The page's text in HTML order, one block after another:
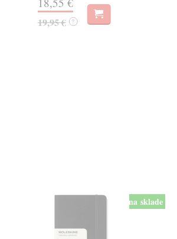
19,95 € ?
na sklade